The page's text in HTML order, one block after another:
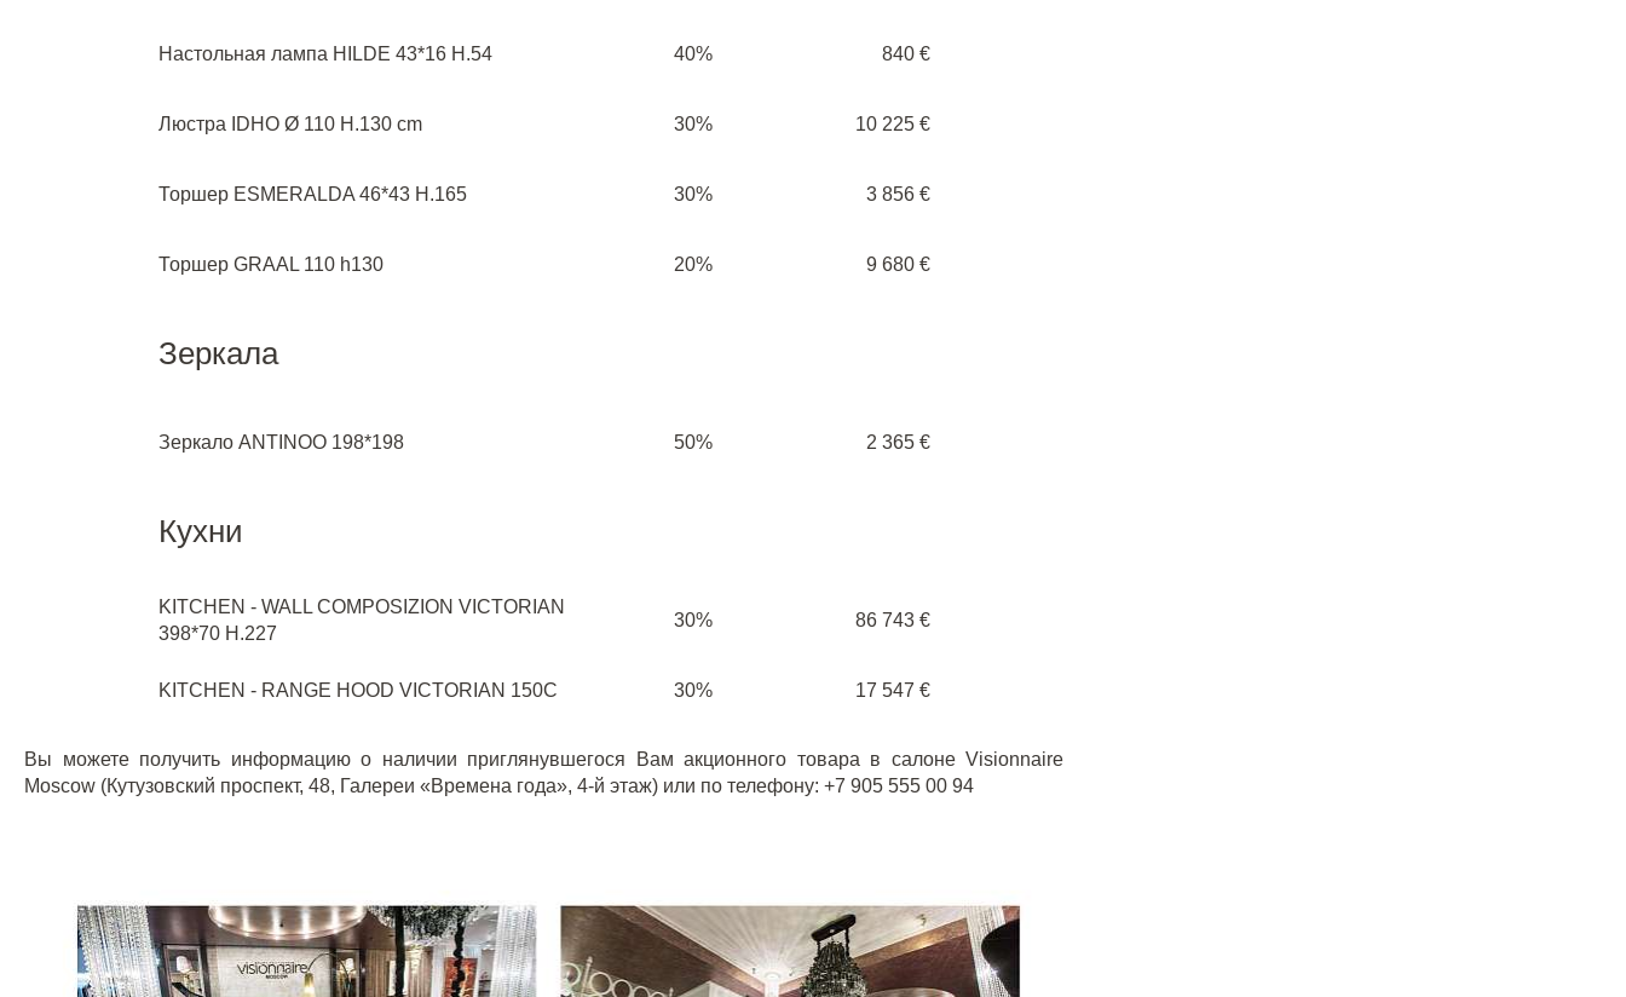
Настольная лампа HILDE 43*16 H.54 40% 840 €
Люстра IDHO Ø 110 H.130 cm 30% 10 225 €
Торшер ESMERALDA 46*43 Н.165 30% 3 856 €
Торшер GRAAL 110 h130 20% 9 680 €
Зеркала
Зеркало ANTINOO 198*198 50% 2 365 €
Кухни
KITCHEN - WALL COMPOSIZION VICTORIAN
398*70 H.227
30% 86 743 €
KITCHEN - RANGE HOOD VICTORIAN 150C 30% 17 547 €
Вы можете получить информацию о наличии приглянувшегося Вам акционного товара в салоне Visionnaire
Moscow (Кутузовский проспект, 48, Галереи «Времена года», 4-й этаж) или по телефону: +7 905 555 00 94